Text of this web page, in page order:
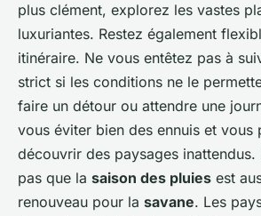
plus clément, explorez les vastes
luxuriantes. Restez également
itinéraire. Ne vous entêtez pas à
strict si les conditions ne le
faire un détour ou attendre une
vous éviter bien des ennuis et vous
découvrir des paysages
pas que la saison des pluies est
renouveau pour la savane. Les